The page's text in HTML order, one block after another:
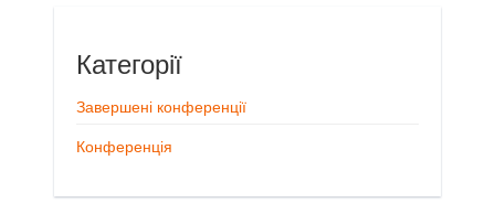
Категорії
Завершені конференції
Конференція